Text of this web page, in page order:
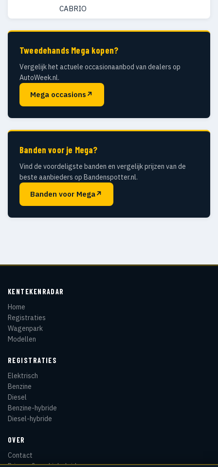
CABRIO
Tweedehands Mega kopen?
Vergelijk het actuele occasionaanbod van dealers op
AutoWeek.nl.
Mega occasions ↗
Banden voor je Mega?
Vind de voordeligste banden en vergelijk prijzen van de
beste aanbieders op Bandenspotter.nl.
Banden voor Mega↗
KENTEKENRADAR
Home
Registraties
Wagenpark
Modellen
REGISTRATIES
Elektrisch
Benzine
Diesel
Benzine-hybride
Diesel-hybride
OVER
Contact